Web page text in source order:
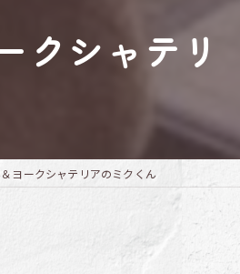
フリーゲージ
クシャテリ
ヨークシャテリアのミクくん